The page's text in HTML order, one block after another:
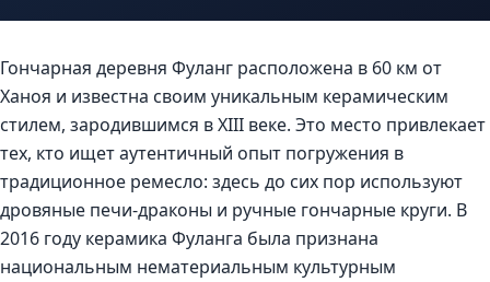
Гончарная деревня Фуланг расположена в 60 км от
Ханоя и известна своим уникальным керамическим
стилем, зародившимся в XIII веке. Это место привлекает
тех, кто ищет аутентичный опыт погружения в
традиционное ремесло: здесь до сих пор используют
дровяные печи-драконы и ручные гончарные круги. В
2016 году керамика Фуланга была признана
национальным нематериальным культурным